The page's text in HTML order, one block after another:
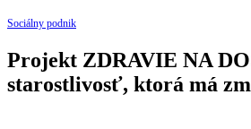
Sociálny podnik
Projekt ZDRAVIE NA
starostlivosť, ktorá má